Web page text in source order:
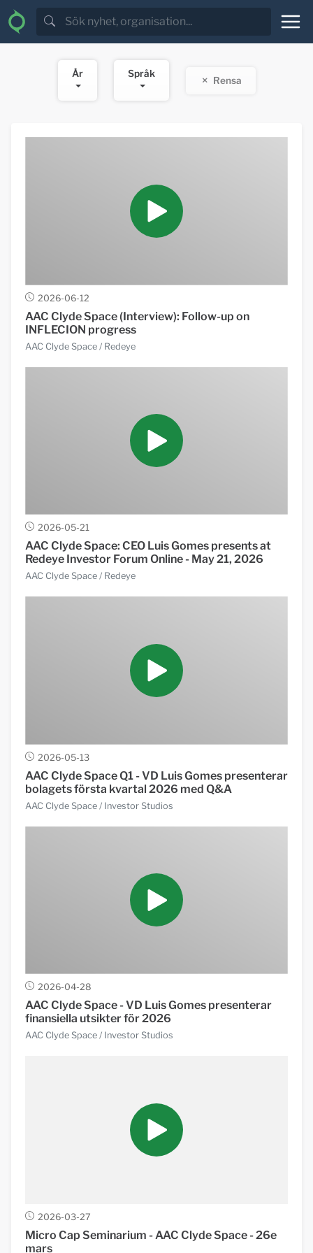
År Språk
Rensa
2026-06-12
AAC Clyde Space (Interview): Follow-up on
INFLECION progress
AAC Clyde Space / Redeye
2026-05-21
AAC Clyde Space: CEO Luis Gomes presents at
Redeye Investor Forum Online - May 21, 2026
AAC Clyde Space / Redeye
2026-05-13
AAC Clyde Space Q1 - VD Luis Gomes presenterar
bolagets första kvartal 2026 med Q&A
AAC Clyde Space / Investor Studios
2026-04-28
AAC Clyde Space - VD Luis Gomes presenterar
finansiella utsikter för 2026
AAC Clyde Space / Investor Studios
2026-03-27
Micro Cap Seminarium - AAC Clyde Space - 26e
mars